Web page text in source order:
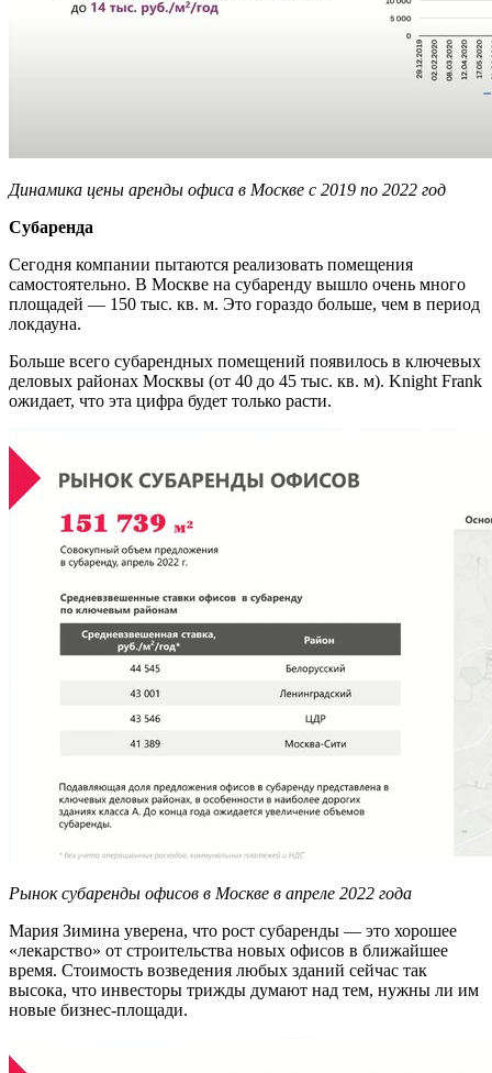
Динамика цены аренды офиса в Москве с 2019 по 2022 год
Субаренда
Сегодня компании пытаются реализовать помещения
самостоятельно. В Москве на субаренду вышло очень много
площадей — 150 тыс. кв. м. Это гораздо больше, чем в период
локдауна.
Больше всего субарендных помещений появилось в ключевых
деловых районах Москвы (от 40 до 45 тыс. кв. м). Knight Frank
ожидает, что эта цифра будет только расти.
Рынок субаренды офисов в Москве в апреле 2022 года
Мария Зимина уверена, что рост субаренды — это хорошее
«лекарство» от строительства новых офисов в ближайшее
время. Стоимость возведения любых зданий сейчас так
высока, что инвесторы трижды думают над тем, нужны ли им
новые бизнес-площади.